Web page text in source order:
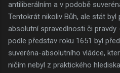
antiliberálním a v podobě
Tentokrát nikoliv Bůh, ale stát byl
absolutní spravedlnosti či
podle představ roku 1651 byl
suveréna-absolutního vládce,
ničím nebyl z praktického